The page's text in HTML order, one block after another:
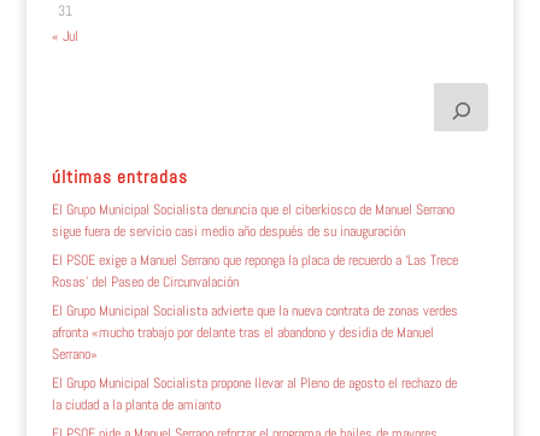
31
« Jul
últimas entradas
El Grupo Municipal Socialista denuncia que el ciberkiosco de Manuel Serrano
sigue fuera de servicio casi medio año después de su inauguración
El PSOE exige a Manuel Serrano que reponga la placa de recuerdo a ‘Las Trece
Rosas’ del Paseo de Circunvalación
El Grupo Municipal Socialista advierte que la nueva contrata de zonas verdes
afronta «mucho trabajo por delante tras el abandono y desidia de Manuel
Serrano»
El Grupo Municipal Socialista propone llevar al Pleno de agosto el rechazo de
la ciudad a la planta de amianto